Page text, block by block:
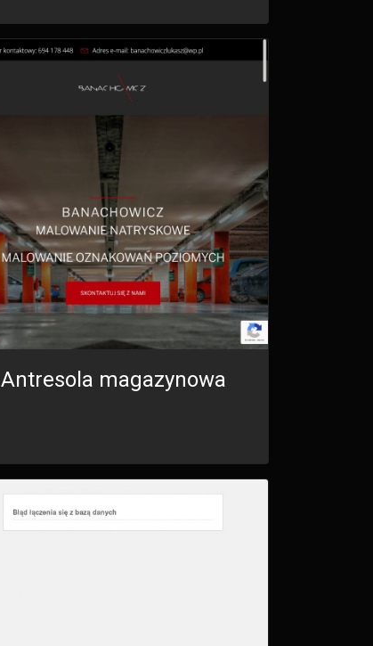
Antresola magazynowa